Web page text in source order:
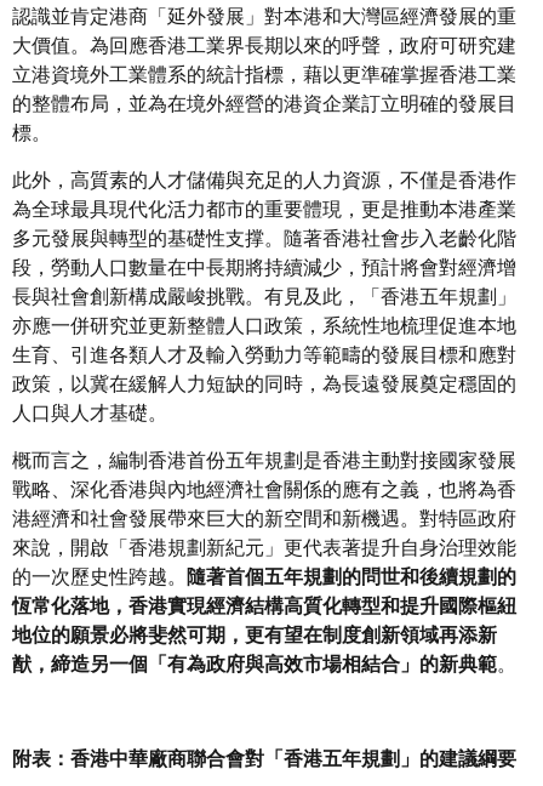
認識並肯定港商「延外發展」對本港和大灣區經濟發展的重
大價值。為回應香港工業界長期以來的呼聲，政府可研究建
立港資境外工業體系的統計指標，藉以更準確掌握香港工業
的整體布局，並為在境外經營的港資企業訂立明確的發展目
標。
此外，高質素的人才儲備與充足的人力資源，不僅是香港作
為全球最具現代化活力都市的重要體現，更是推動本港產業
多元發展與轉型的基礎性支撑。隨著香港社會步入老齡化階
段，勞動人口數量在中長期將持續減少，預計將會對經濟增
長與社會創新構成嚴峻挑戰。有見及此，「香港五年規劃」
亦應一併研究並更新整體人口政策，系統性地梳理促進本地
生育、引進各類人才及輸入勞動力等範疇的發展目標和應對
政策，以冀在緩解人力短缺的同時，為長遠發展奠定穩固的
人口與人才基礎。
概而言之，編制香港首份五年規劃是香港主動對接國家發展
戰略、深化香港與內地經濟社會關係的應有之義，也將為香
港經濟和社會發展帶來巨大的新空間和新機遇。對特區政府
來說，開啟「香港規劃新紀元」更代表著提升自身治理效能
的一次歷史性跨越。
隨著首個五年規劃的問世和後續規劃的
恆常化落地，香港實現經濟結構高質化轉型和提升國際樞紐
地位的願景必將斐然可期，更有望在制度創新領域再添新
猷，締造另一個「有為政府與高效市場相結合」的新典範。
附表：香港中華廠商聯合會對「香港五年規劃」的建議綱要